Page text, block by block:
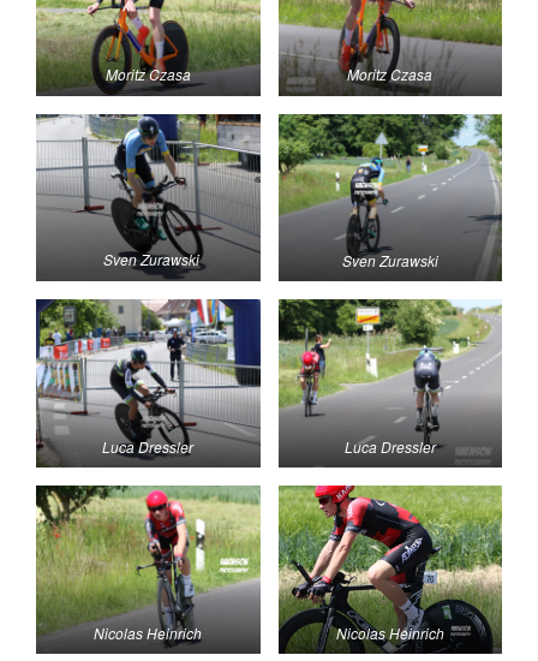
Moritz Czasa Moritz Czasa
Sven Zurawski Sven Zurawski
Luca Dressler Luca Dressler
Nicolas Heinrich Nicolas Heinrich